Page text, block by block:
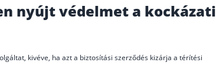
nyújt védelmet a kockázati
kivéve, ha azt a biztosítási szerződés kizárja a térítési